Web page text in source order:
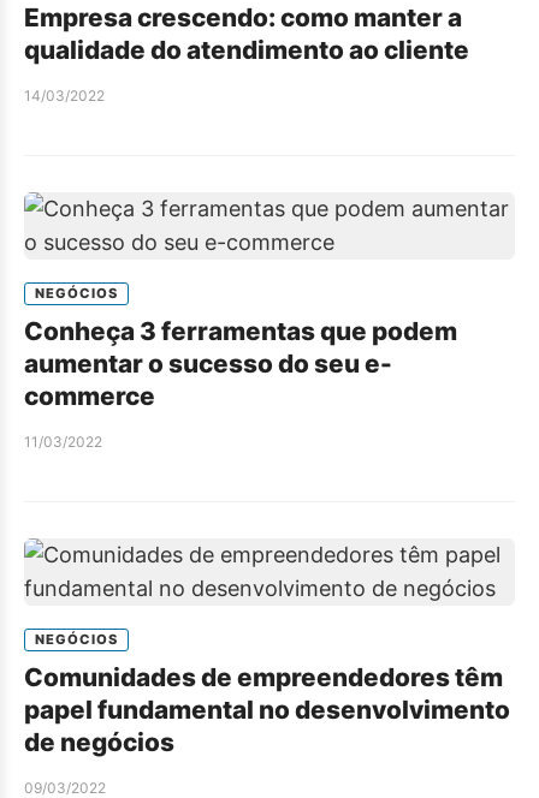
Empresa crescendo: como manter a
qualidade do atendimento ao cliente
14/03/2022
NEGÓCIOS
Conheça 3 ferramentas que podem
aumentar o sucesso do seu e-
commerce
11/03/2022
NEGÓCIOS
Comunidades de empreendedores têm
papel fundamental no desenvolvimento
de negócios
09/03/2022